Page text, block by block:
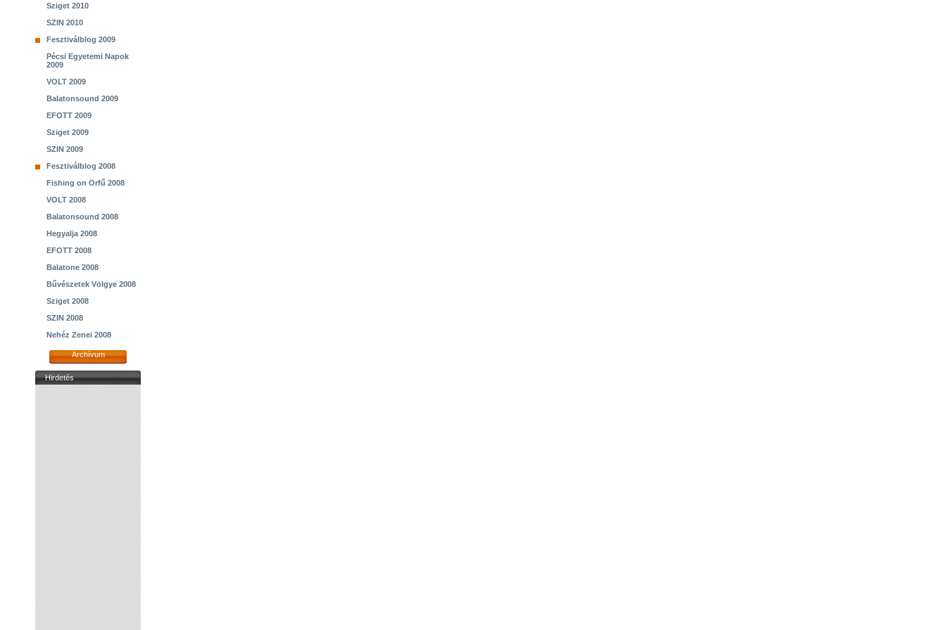
Sziget 2010
SZIN 2010
Fesztiválblog 2009
Pécsi Egyetemi Napok
2009
VOLT 2009
Balatonsound 2009
EFOTT 2009
Sziget 2009
SZIN 2009
Fesztiválblog 2008
Fishing on Orfű 2008
VOLT 2008
Balatonsound 2008
Hegyalja 2008
EFOTT 2008
Balatone 2008
Bűvészetek Völgye 2008
Sziget 2008
SZIN 2008
Nehéz Zenei 2008
Archívum
Hirdetés